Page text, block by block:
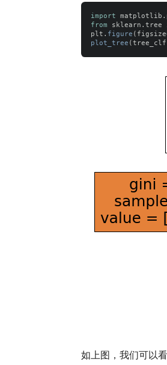
import
from
sklearn.tree
plt . figure ( figsize
plot_tree ( tree_clf
如上图，我们可以